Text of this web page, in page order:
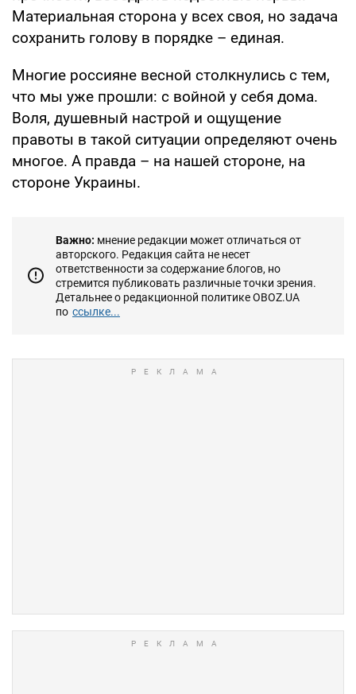
Материальная сторона у всех своя, но задача
сохранить голову в порядке – единая.
Многие россияне весной столкнулись с тем,
что мы уже прошли: с войной у себя дома.
Воля, душевный настрой и ощущение
правоты в такой ситуации определяют очень
многое. А правда – на нашей стороне, на
стороне Украины.
Важно: мнение редакции может отличаться от
авторского. Редакция сайта не несет
ответственности за содержание блогов, но
стремится публиковать различные точки зрения.
Детальнее о редакционной политике OBOZ.UA
по ссылке...